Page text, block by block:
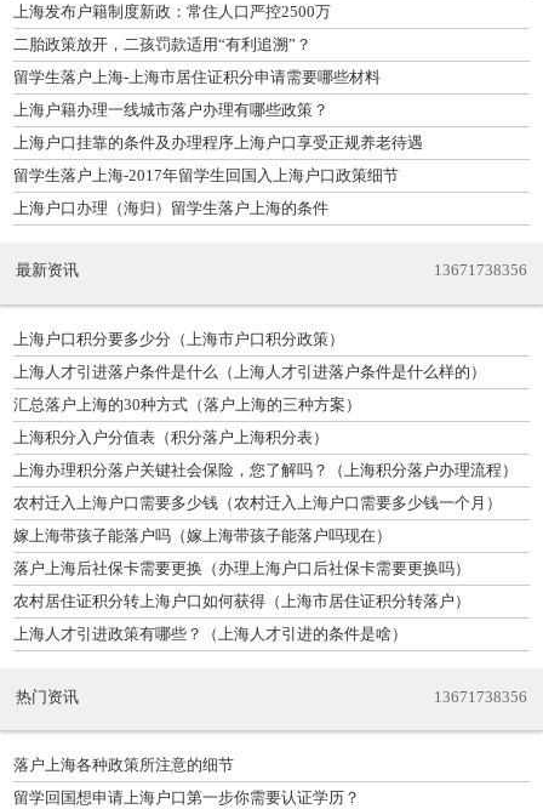
上海发布户籍制度新政：常住人口严控2500万
二胎政策放开，二孩罚款适用“有利追溯”？
留学生落户上海-上海市居住证积分申请需要哪些材料
上海户籍办理一线城市落户办理有哪些政策？
上海户口挂靠的条件及办理程序上海户口享受正规养老待遇
留学生落户上海-2017年留学生回国入上海户口政策细节
上海户口办理（海归）留学生落户上海的条件
最新资讯 13671738356
上海户口积分要多少分（上海市户口积分政策）
上海人才引进落户条件是什么（上海人才引进落户条件是什么样的）
汇总落户上海的30种方式（落户上海的三种方案）
上海积分入户分值表（积分落户上海积分表）
上海办理积分落户关键社会保险，您了解吗？（上海积分落户办理流程）
农村迁入上海户口需要多少钱（农村迁入上海户口需要多少钱一个月）
嫁上海带孩子能落户吗（嫁上海带孩子能落户吗现在）
落户上海后社保卡需要更换（办理上海户口后社保卡需要更换吗）
农村居住证积分转上海户口如何获得（上海市居住证积分转落户）
上海人才引进政策有哪些？（上海人才引进的条件是啥）
热门资讯 13671738356
落户上海各种政策所注意的细节
留学回国想申请上海户口第一步你需要认证学历？